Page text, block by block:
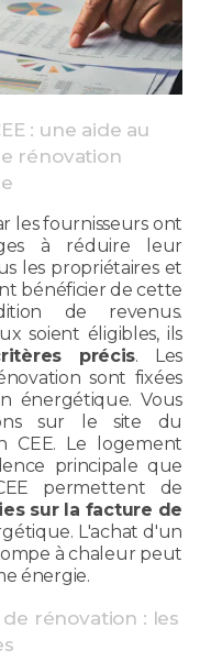
: une aide au
rénovation
les fournisseurs ont
à réduire leur
les propriétaires et
bénéficier de cette
de revenus.
soient éligibles, ils
précis. Les
sont fixées
énergétique. Vous
sur le site du
CEE. Le logement
principale que
permettent de
sur la facture de
L'achat d'un
à chaleur peut
énergie.
rénovation : les